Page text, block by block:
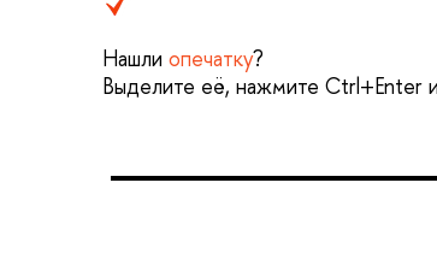
Нашли опечатку?
Выделите её, нажмите Ctrl+Enter